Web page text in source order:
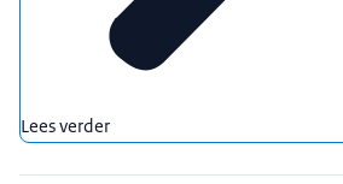
Lees verder